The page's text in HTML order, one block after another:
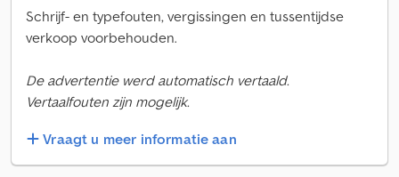
Schrijf- en typefouten, vergissingen en tussentijdse
verkoop voorbehouden.
De advertentie werd automatisch vertaald.
Vertaalfouten zijn mogelijk.
Vraagt u meer informatie aan